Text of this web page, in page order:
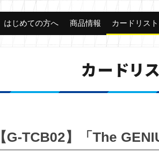
はじめての方へ 商品情報 カードリスト
カードリ
【G-TCB02】「The